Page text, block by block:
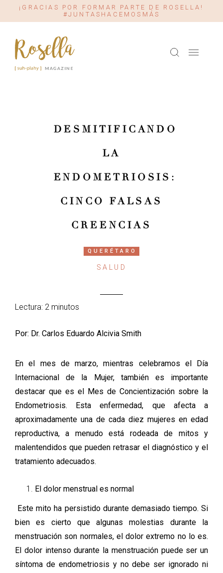
¡GRACIAS POR FORMAR PARTE DE ROSELLA!
#JUNTASHACEMOSMÁS
DESMITIFICANDO
LA
ENDOMETRIOSIS:
CINCO FALSAS
CREENCIAS
QUERÉTARO
SALUD
Lectura: 2 minutos
Por: Dr. Carlos Eduardo Alcivia Smith
En el mes de marzo, mientras celebramos el Día
Internacional de la Mujer, también es importante
destacar que es el Mes de Concientización sobre la
Endometriosis. Esta enfermedad, que afecta a
aproximadamente una de cada diez mujeres en edad
reproductiva, a menudo está rodeada de mitos y
malentendidos que pueden retrasar el diagnóstico y el
tratamiento adecuados.
El dolor menstrual es normal
Este mito ha persistido durante demasiado tiempo. Si
bien es cierto que algunas molestias durante la
menstruación son normales, el dolor extremo no lo es.
El dolor intenso durante la menstruación puede ser un
síntoma de endometriosis y no debe ser ignorado ni